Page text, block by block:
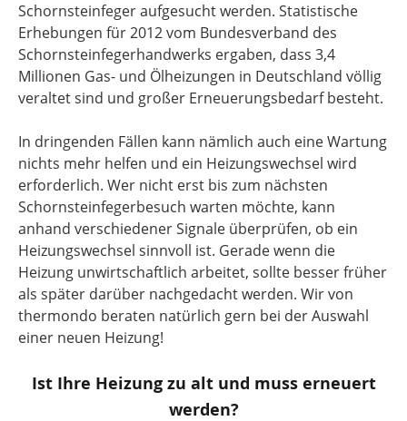
Schornsteinfeger aufgesucht werden. Statistische
Erhebungen für 2012 vom Bundesverband des
Schornsteinfegerhandwerks ergaben, dass 3,4
Millionen Gas- und Ölheizungen in Deutschland völlig
veraltet sind und großer Erneuerungsbedarf besteht.
In dringenden Fällen kann nämlich auch eine Wartung
nichts mehr helfen und ein Heizungswechsel wird
erforderlich. Wer nicht erst bis zum nächsten
Schornsteinfegerbesuch warten möchte, kann
anhand verschiedener Signale überprüfen, ob ein
Heizungswechsel sinnvoll ist. Gerade wenn die
Heizung unwirtschaftlich arbeitet, sollte besser früher
als später darüber nachgedacht werden. Wir von
thermondo beraten natürlich gern bei der Auswahl
einer neuen Heizung!
Ist Ihre Heizung zu alt und muss erneuert
werden?